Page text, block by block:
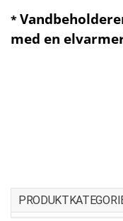
*
med en